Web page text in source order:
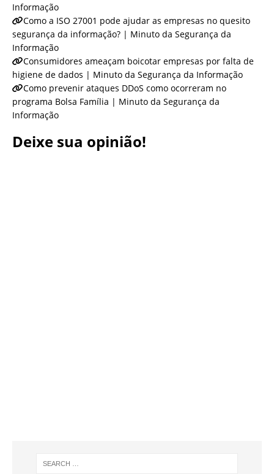
Informação
Como a ISO 27001 pode ajudar as empresas no quesito
segurança da informação? | Minuto da Segurança da
Informação
Consumidores ameaçam boicotar empresas por falta de
higiene de dados | Minuto da Segurança da Informação
Como prevenir ataques DDoS como ocorreram no
programa Bolsa Família | Minuto da Segurança da
Informação
Deixe sua opinião!